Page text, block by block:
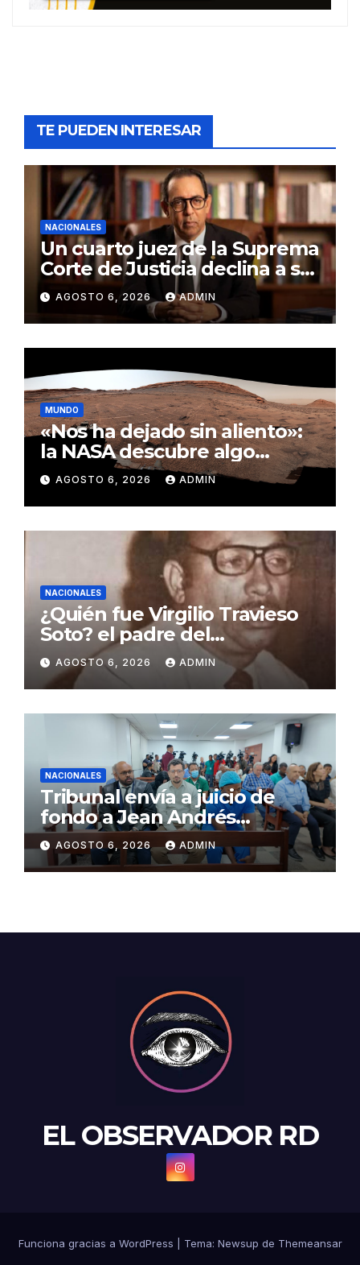
TE PUEDEN INTERESAR
NACIONALES
Un cuarto juez de la Suprema
Corte de Justicia declina a ser
evaluado por el CNM
AGOSTO 6, 2026 ADMIN
MUNDO
«Nos ha dejado sin aliento»:
la NASA descubre algo
insólito en Marte
AGOSTO 6, 2026 ADMIN
NACIONALES
¿Quién fue Virgilio Travieso
Soto? el padre del
baloncesto dominicano
AGOSTO 6, 2026 ADMIN
NACIONALES
Tribunal envía a juicio de
fondo a Jean Andrés
Pumarol y tres meses de
prisión preventiva
AGOSTO 6, 2026 ADMIN
EL OBSERVADOR RD
Funciona gracias a WordPress Tema: Newsup de Themeansar